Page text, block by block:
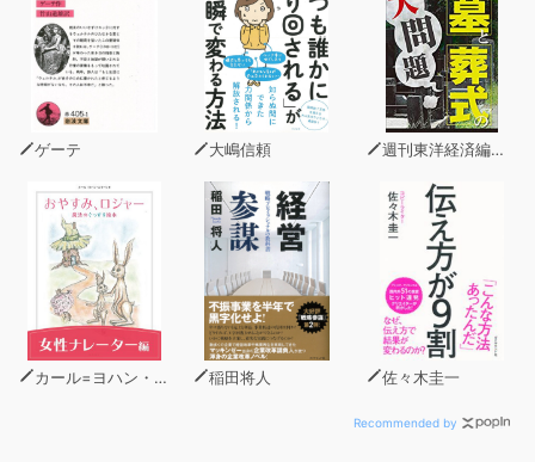
ゲーテ 大嶋信頼 週刊東洋経済編集部
カール=ヨハン・エリーン 稲田将人 佐々木圭一
Recommended by